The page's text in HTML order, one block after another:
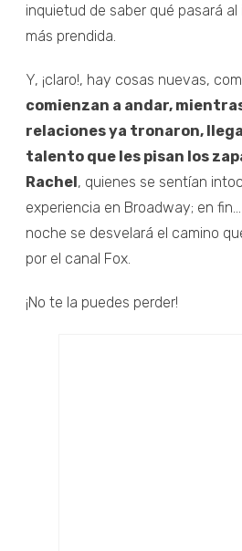
inquietud de saber qué pasará
más prendida.
Y, ¡claro!, hay cosas nuevas,
comienzan a andar,
relaciones ya tronaron,
talento que les pisan los
Rachel, quienes se sentían
experiencia en Broadway; en
noche se desvelará el camino
por el canal Fox.
¡No te la puedes perder!